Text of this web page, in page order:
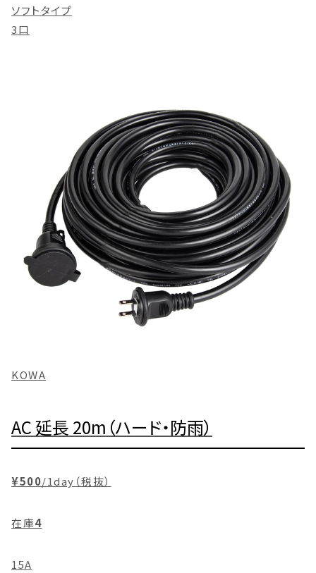
ソフトタイプ
3口
KOWA
AC 延長 20m（ハード・防雨）
¥500/1day（税抜）
在庫4
15A